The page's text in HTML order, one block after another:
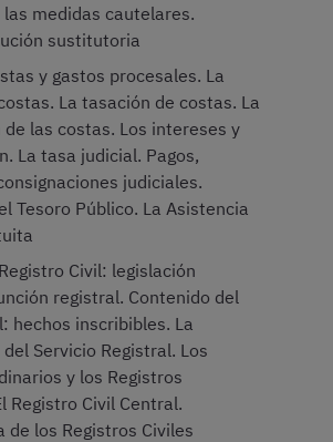
las medidas cautelares.
sustitutoria
y gastos procesales. La
La tasación de costas. La
de las costas. Los intereses y
La tasa judicial. Pagos,
judiciales.
Tesoro Público. La Asistencia
Civil: legislación
registral. Contenido del
hechos inscribibles. La
Servicio Registral. Los
y los Registros
Registro Civil Central.
de los Registros Civiles